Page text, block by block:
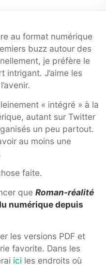
au format numérique
buzz autour des
je préfère le
intrigant. J’aime les
« intégré » à la
autant sur Twitter
un peu partout.
au moins une
faite.
queRoman-réalité
numérique depuis
les versions PDF et
favorite. Dans les
ici les endroits où